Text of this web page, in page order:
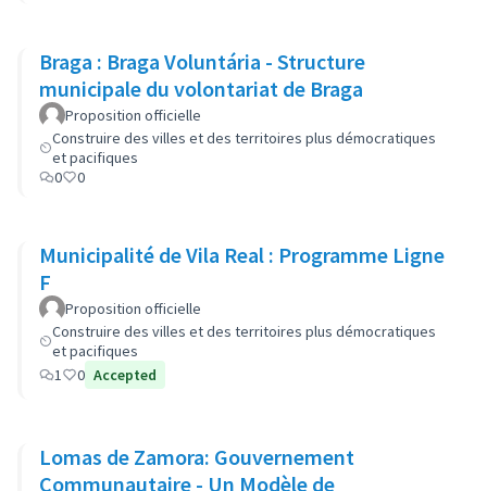
Braga : Braga Voluntária - Structure
municipale du volontariat de Braga
Proposition officielle
Construire des villes et des territoires plus démocratiques
et pacifiques
0
0
Municipalité de Vila Real : Programme Ligne
F
Proposition officielle
Construire des villes et des territoires plus démocratiques
et pacifiques
1
0 Accepted
Lomas de Zamora: Gouvernement
Communautaire - Un Modèle de